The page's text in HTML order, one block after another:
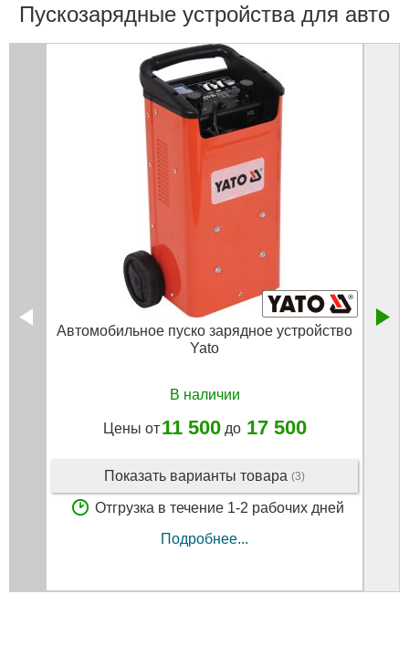
Пускозарядные устройства для авто
Автомобильное пуско зарядное устройство
Yato
В наличии
Цены от 11 500до 17 500
Показать варианты товара (3)
Отгрузка в течение 1-2 рабочих дней
Подробнее...